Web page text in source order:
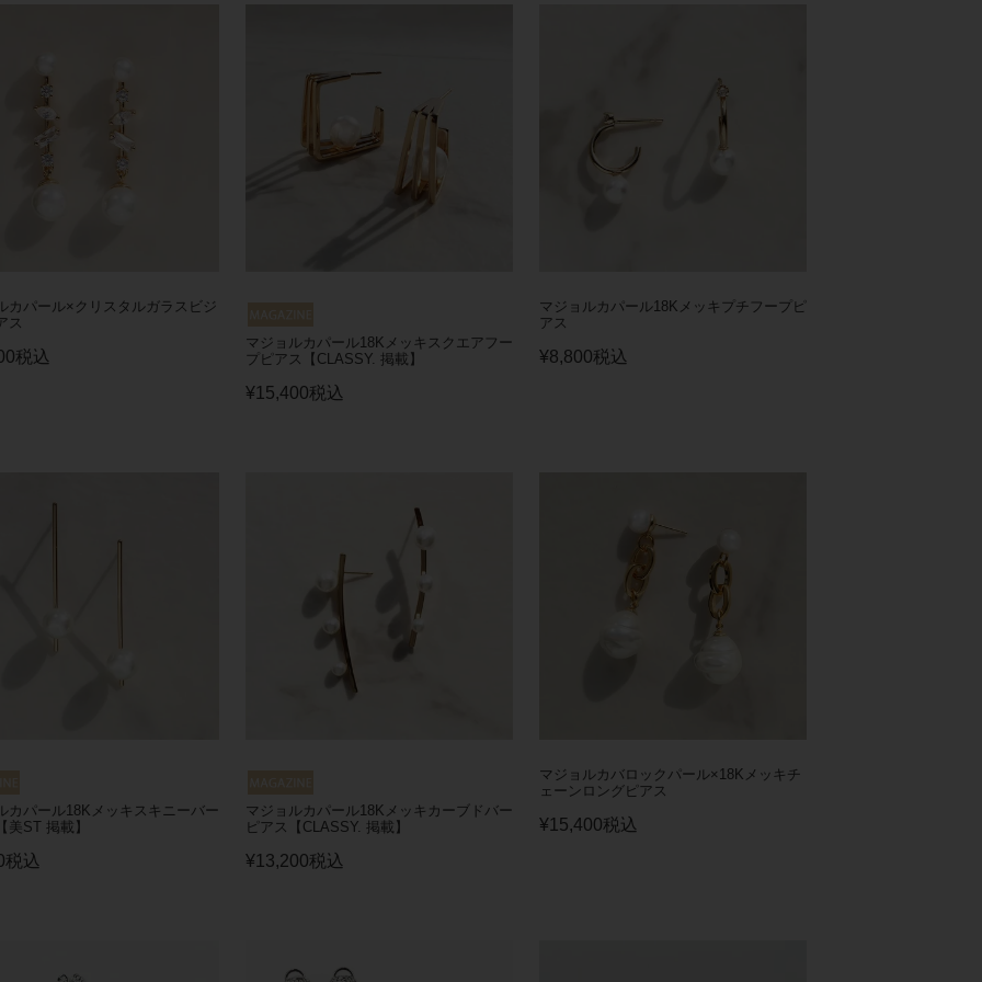
カパール×クリスタルガラスビジ
ス
税込
マジョルカパール18Kメッキスクエアフー
プピアス【CLASSY. 掲載】
¥15,400税込
マジョルカパール18Kメッキプチフープピ
アス
¥8,800税込
カパール18Kメッキスキニーバー
美ST 掲載】
税込
マジョルカパール18Kメッキカーブドバー
ピアス【CLASSY. 掲載】
¥13,200税込
マジョルカバロックパール×18Kメッキチ
ェーンロングピアス
¥15,400税込